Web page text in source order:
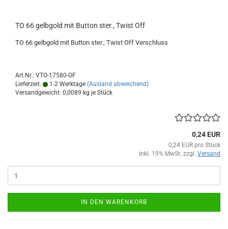
TO 66 gelbgold mit Button ster., Twist Off
TO 66 gelbgold mit Button ster., Twist Off Verschluss
Art.Nr.: VTO-17580-GF
Lieferzeit:
1-2 Werktage (Ausland abweichend)
Versandgewicht: 0,0089 kg je Stück
0,24 EUR
0,24 EUR pro Stück
inkl. 19% MwSt. zzgl. Versand
IN DEN WARENKORB